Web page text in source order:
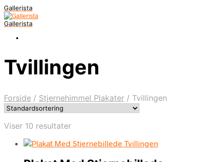
Gallerista
Gallerista
Tvillingen
Forside / Stjernehimmel Plakater / Tvillingen
Viser 10 resultater